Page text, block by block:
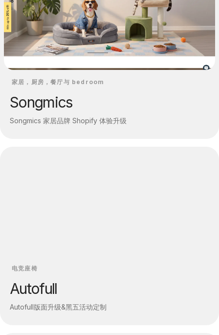
家居，厨房，餐厅与 bedroom
Songmics
Songmics 家居品牌 Shopify 体验升级
电竞座椅
Autofull
Autofull版面升级&黑五活动定制